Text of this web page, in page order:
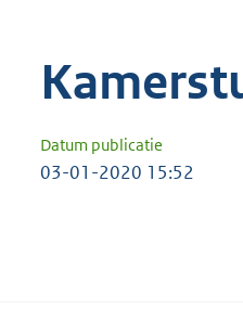
Datum publicatie
03-01-2020 15:52